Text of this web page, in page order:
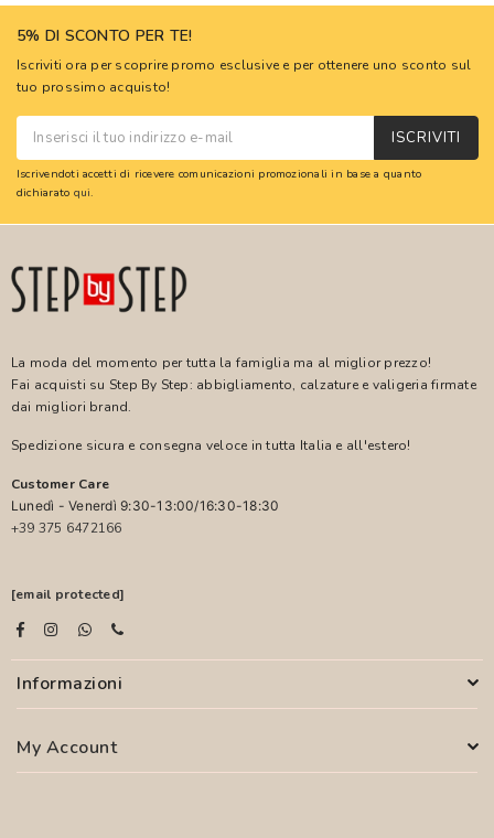
5% DI SCONTO PER TE!
Iscriviti ora per scoprire promo esclusive e per ottenere uno sconto sul
tuo prossimo acquisto!
ISCRIVITI
Iscrivendoti accetti di ricevere comunicazioni promozionali in base a quanto
dichiarato qui.
La moda del momento per tutta la famiglia ma al miglior prezzo!
Fai acquisti su Step By Step: abbigliamento, calzature e valigeria firmate
dai migliori brand.
Spedizione sicura e consegna veloce in tutta Italia e all'estero!
Customer Care
Lunedì - Venerdì 9:30-13:00/16:30-18:30
+39 375 6472166
[email protected]
Informazioni
My Account